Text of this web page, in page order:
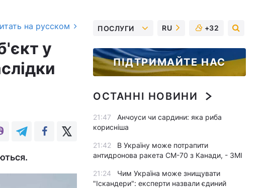
на русском
у
ПОСЛУГИ RU +32
ПІДТРИМАЙТЕ НАС
ОСТАННІ НОВИНИ
21:47
Анчоуси чи сардини: яка риба
корисніша
21:42
В Україну може потрапити
антидронова ракета CM-70 з Канади, - ЗМІ
21:24
Чим Україна може знищувати
"Іскандери": експерти назвали єдиний